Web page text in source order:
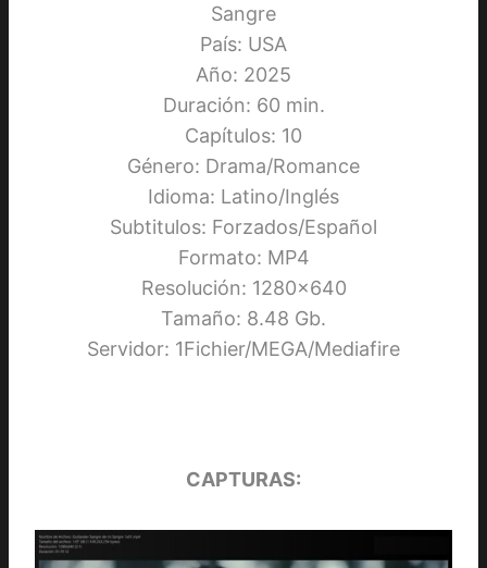
Sangre
País: USA
Año: 2025
Duración: 60 min.
Capítulos: 10
Género: Drama/Romance
Idioma: Latino/Inglés
Subtitulos: Forzados/Español
Formato: MP4
Resolución: 1280×640
Tamaño: 8.48 Gb.
Servidor: 1Fichier/MEGA/Mediafire
CAPTURAS: